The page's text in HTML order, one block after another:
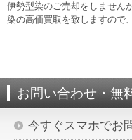
伊勢型染のご売却をしません
染の高価買取を致しますので
お問い合わせ・無
今すぐスマホでお